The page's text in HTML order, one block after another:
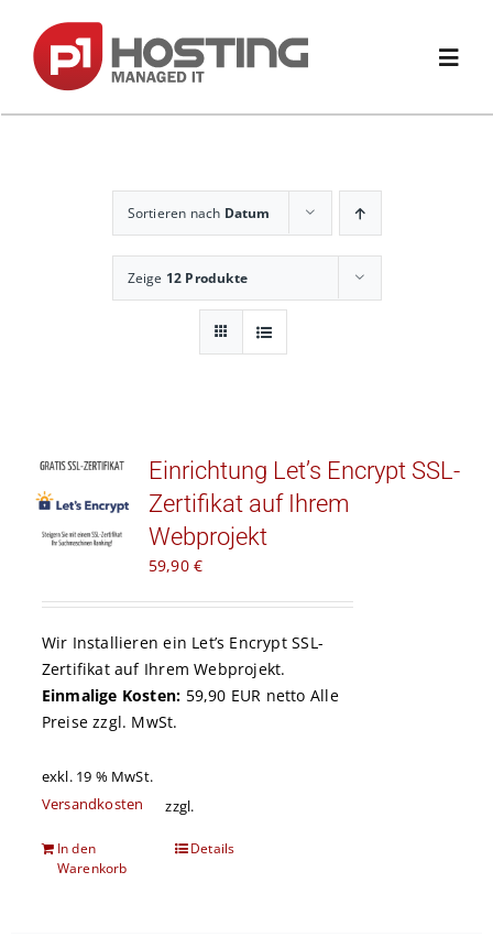
Inhalt
springen
Kontakt
Sortieren nach Datum
Zeige 12 Produkte
Einrichtung Let’s Encrypt SSL-
Zertifikat auf Ihrem
Webprojekt
59,90 €
Wir Installieren ein Let’s EncryptSSL-
Zertifikat auf Ihrem Webprojekt.
Einmalige Kosten: 59,90 EUR netto Alle
Preise zzgl. MwSt.
exkl. 19 % MwSt.
zzgl.
Versandkosten
In den
Warenkorb
Details